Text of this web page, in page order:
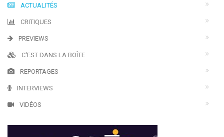
ACTUALITÉS
CRITIQUES
PREVIEWS
C'EST DANS LA BOÎTE
REPORTAGES
INTERVIEWS
VIDÉOS